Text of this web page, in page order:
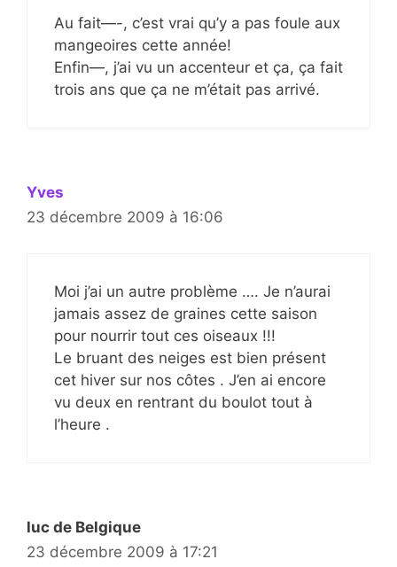
Au fait—-, c’est vrai qu’y a pas foule aux
mangeoires cette année!
Enfin—, j’ai vu un accenteur et ça, ça fait
trois ans que ça ne m’était pas arrivé.
Yves
23 décembre 2009 à 16:06
Moi j’ai un autre problème …. Je n’aurai
jamais assez de graines cette saison
pour nourrir tout ces oiseaux !!!
Le bruant des neiges est bien présent
cet hiver sur nos côtes . J’en ai encore
vu deux en rentrant du boulot tout à
l’heure .
luc de Belgique
23 décembre 2009 à 17:21